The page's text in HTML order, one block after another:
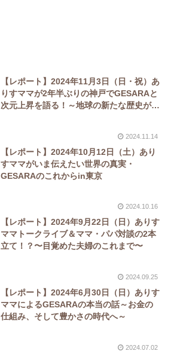
【レポート】2024年11月3日（日・祝）あ
りすママが2年半ぶりの神戸でGESARAと
次元上昇を語る！～地球の新たな歴史が始
2024.11.14
【レポート】2024年10月12日（土）あり
すママがいま伝えたい世界の真実・
GESARAのこれからin東京
2024.10.16
【レポート】2024年9月22日（日）ありす
ママトークライブ＆ママ・パパ対談の2本
立て！？〜目覚めた夫婦のこれまで〜
2024.09.25
【レポート】2024年6月30日（日）ありす
ママによるGESARAの本当の話～お金の
仕組み、そして豊かさの時代へ～
2024.07.02